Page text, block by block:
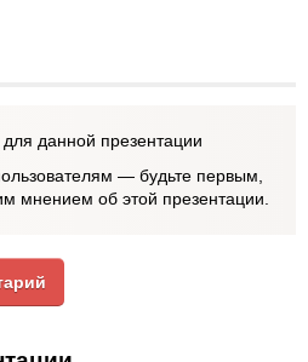
данной презентации
— будьте первым,
мнением об этой презентации.